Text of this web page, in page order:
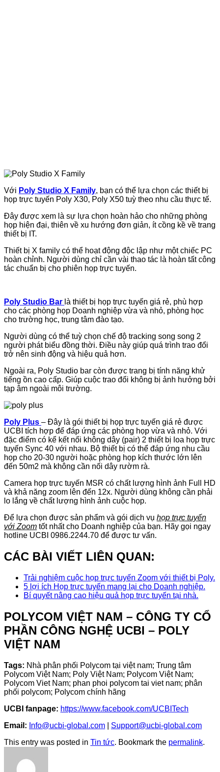
Với Poly Studio X Family, bạn có thể lựa chọn các thiết bị
họp trực tuyến Poly X30, Poly X50 tuỳ theo nhu cầu thực tế.
Đây được xem là sự lựa chọn hoàn hảo cho những phòng
họp hiện đại, thiên về xu hướng đơn giản, ít cồng kề về trang
thiết bị IT.
Thiết bị X family có thể hoạt động độc lập như một chiếc PC
hoàn chỉnh. Người dùng chỉ cần vài thao tác là hoàn tất công
tác chuẩn bị cho phiên họp trực tuyến.
Poly Studio Bar là thiết bị họp trực tuyến giá rẻ, phù hợp
cho các phòng họp Doanh nghiệp vừa và nhỏ, phòng học
cho trường học, trung tâm đào tạo.
Người dùng có thể tuỳ chọn chế độ tracking song song 2
người phát biểu đồng thời. Điều này giúp quá trình trao đổi
trở nên sinh động và hiệu quả hơn.
Ngoài ra, Poly Studio bar còn được trang bị tính năng khử
tiếng ồn cao cấp. Giúp cuộc trao đổi không bị ảnh hưởng bởi
tạp âm ngoài môi trường.
Poly Plus – Đây là gói thiết bị họp trực tuyến giá rẻ được
UCBI tích hợp để đáp ứng các phòng họp vừa và nhỏ. Với
đặc điểm có kể kết nối không dây (pair) 2 thiết bị loa họp trực
tuyến Sync 40 với nhau. Bộ thiết bị có thể đáp ứng nhu cầu
họp cho 20-30 người hoặc phòng họp kích thước lớn lên
đến 50m2 mà không cần nối dây rườm rà.
Camera họp trực tuyến MSR có chất lượng hình ảnh Full HD
và khả năng zoom lên đến 12x. Người dùng không cần phải
lo lắng về chất lượng hình ảnh cuộc họp.
Để lựa chọn được sản phẩm và gói dịch vụ họp trực tuyến
với Zoom tốt nhất cho Doanh nghiệp của bạn. Hãy gọi ngay
hotline UCBI 0986.2244.70 để được tư vấn.
CÁC BÀI VIẾT LIÊN QUAN:
Trải nghiệm cuộc họp trực tuyến Zoom với thiết bị Poly.
5 lợi ích Họp trực tuyến mang lại cho Doanh nghiệp.
Bí quyết nâng cao hiệu quả họp trực tuyến tại nhà.
POLYCOM VIỆT NAM – CÔNG TY CỔ
PHẦN CÔNG NGHỆ UCBI – POLY
VIỆT NAM
Tags: Nhà phân phối Polycom tại việt nam; Trung tâm
Polycom Việt Nam; Poly Việt Nam; Polycom Việt Nam;
Polycom Viet Nam; phan phoi polycom tai viet nam; phân
phối polycom; Polycom chính hãng
UCBI fanpage: https://www.facebook.com/UCBITech
Email: Info@ucbi-global.com
Support@ucbi-global.com
This entry was posted in Tin tức. Bookmark the permalink.